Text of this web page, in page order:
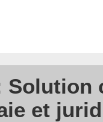
Solution
et